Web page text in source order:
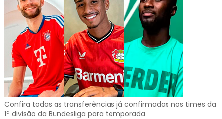
Confira todas as transferências já confirmadas nos times da
1ª divisão da Bundesliga para temporada